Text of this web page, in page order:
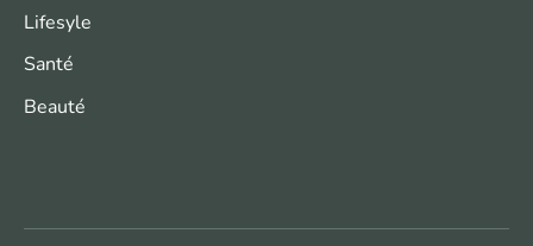
Lifesyle
Santé
Beauté